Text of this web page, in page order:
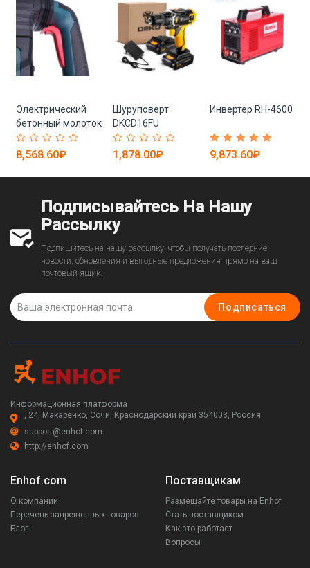
Электрический
бетонный молоток
8,568.60₽
Шуруповерт
DKCD16FU
аккумуляторный
18+1 режимов
1,878.00₽
Инвертер RH-4600
9,873.60₽
Подписывайтесь На Нашу
Рассылку
Подпишитесь на нашу рассылку, чтобы получать последние
новости, обновления и выгодные предложения прямо на ваш
почтовый ящик.
Подписаться
Информационная платформа
, 24, Макаренко, Сочи, Краснодарский край 354003, Россия
support@enhof.com
http://enhof.com
Enhof.com
О компании
Перечень запрещенных товаров
Блог
Поставщикам
Размещайте товары на Enhof
Стать поставщиком
Как это работает
Вопросы